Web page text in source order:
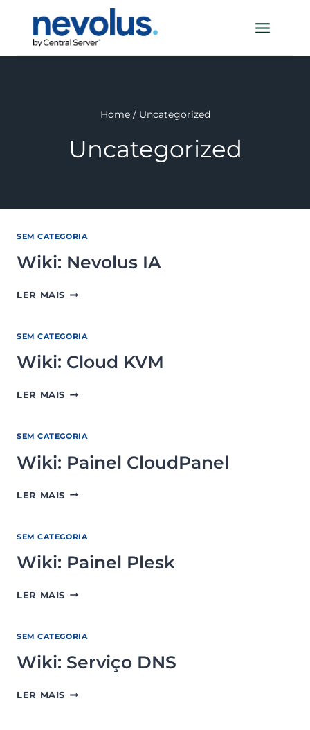
Conteúdo
Home / Uncategorized
Uncategorized
SEM CATEGORIA
Wiki: Nevolus IA
LER MAIS WIKI:
SEM CATEGORIA
Wiki: Cloud KVM
LER MAIS WIKI:
SEM CATEGORIA
Wiki: Painel CloudPanel
LER MAIS WIKI:
SEM CATEGORIA
Wiki: Painel Plesk
LER MAIS WIKI:
SEM CATEGORIA
Wiki: Serviço DNS
LER MAIS WIKI: